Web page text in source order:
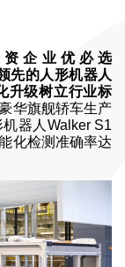
企业优必选
先的人形机器人
升级树立行业标
华旗舰轿车生产
器人Walker S1
化检测准确率达